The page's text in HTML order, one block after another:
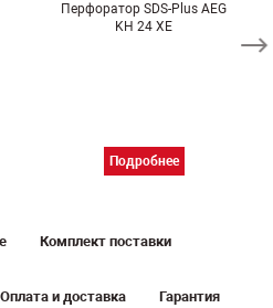
Перфоратор SDS-Plus AEG
KH 24 XE
Подробнее
Комплект поставки
Оплата и доставка Гарантия